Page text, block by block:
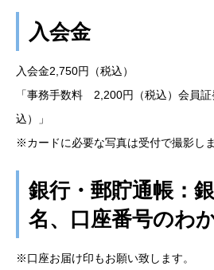
入会金
入会金2,750円（税込）
「事務手数料 2,200円（税込）会員
込）」
※カードに必要な写真は受付で撮影しま
銀行・郵貯通帳：
名、口座番号のわ
※口座お届け印もお願い致します。